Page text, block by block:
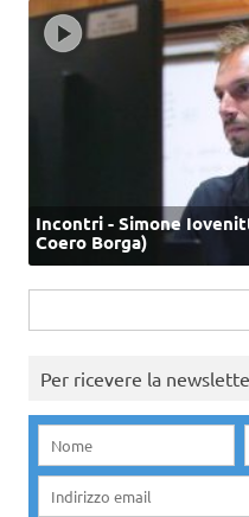
Incontri - Simone
Coero Borga)
per:
Per ricevere la